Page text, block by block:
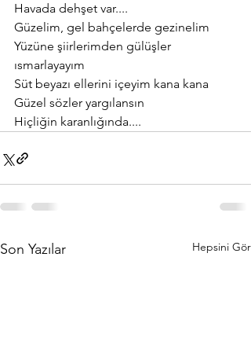
Havada dehşet var....
Güzelim, gel bahçelerde gezinelim
Yüzüne şiirlerimden gülüşler
ısmarlayayım
Süt beyazı ellerini içeyim kana kana
Güzel sözler yargılansın
Hiçliğin karanlığında....
Son Yazılar Hepsini Gör